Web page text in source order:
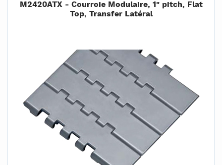
M2420ATX - Courroie Modulaire, 1" pitch, Flat
Top, Transfer Latéral